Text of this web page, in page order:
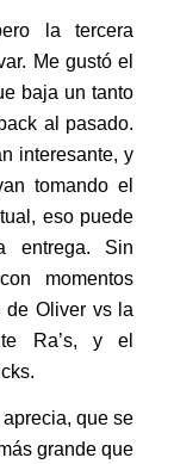
la tercera
Me gustó el
baja un tanto
al pasado.
interesante, y
tomando el
eso puede
entrega. Sin
momentos
de Oliver vs la
Ra’s, y el
que se
grande que